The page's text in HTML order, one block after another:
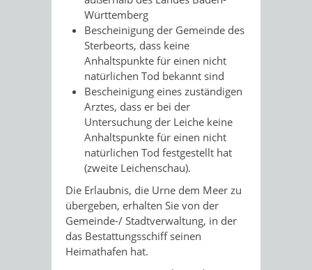
Württemberg
Bescheinigung der Gemeinde des
Sterbeorts, dass keine
Anhaltspunkte für einen nicht
natürlichen Tod bekannt sind
Bescheinigung eines zuständigen
Arztes, dass er bei der
Untersuchung der Leiche keine
Anhaltspunkte für einen nicht
natürlichen Tod festgestellt hat
(zweite Leichenschau).
Die Erlaubnis, die Urne dem Meer zu
übergeben, erhalten Sie von der
Gemeinde-/ Stadtverwaltung, in der
das Bestattungsschiff seinen
Heimathafen hat.